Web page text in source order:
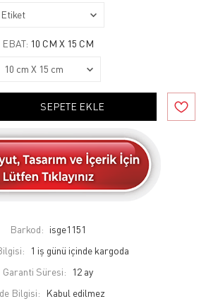
EBAT: 10 CM X 15 CM
SEPETE EKLE
Barkod: isge1151
1 iş günü içinde kargoda
Garanti Süresi:
12 ay
Bilgisi: